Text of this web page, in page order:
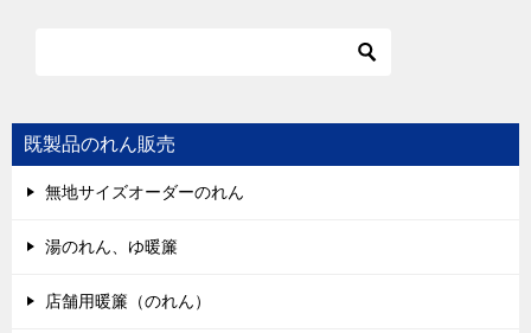
既製品のれん販売
無地サイズオーダーのれん
湯のれん、ゆ暖簾
店舗用暖簾（のれん）